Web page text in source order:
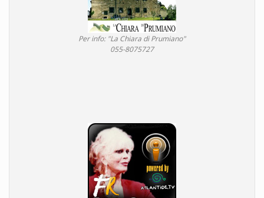
Per info: "La Chiara di Prumiano"
055-8075727